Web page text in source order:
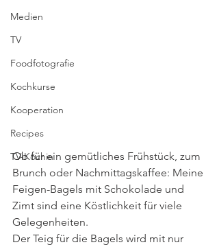
Medien
TV
Foodfotografie
Kochkurse
Kooperation
Recipes
TV-Köchin
Ob für ein gemütliches Frühstück, zum
Brunch oder Nachmittagskaffee: Meine
Feigen-Bagels mit Schokolade und
Zimt sind eine Köstlichkeit für viele
Gelegenheiten.
Der Teig für die Bagels wird mit nur